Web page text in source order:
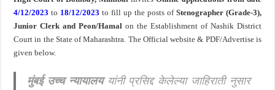
4/12/2023to 18/12/2023 to fill up the posts of Stenographer (Grade-3),
JuniorClerk and Peon/Hamal on the Establishment of Nashik District
Courtin the State of Maharashtra. The Officialwebsite & PDF/Advertise is
given below.
मुंबई उच्च न्यायालययांनी प्रसिद्द केलेल्या जाहिराती नुसार